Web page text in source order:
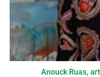
Anouck Ruas,